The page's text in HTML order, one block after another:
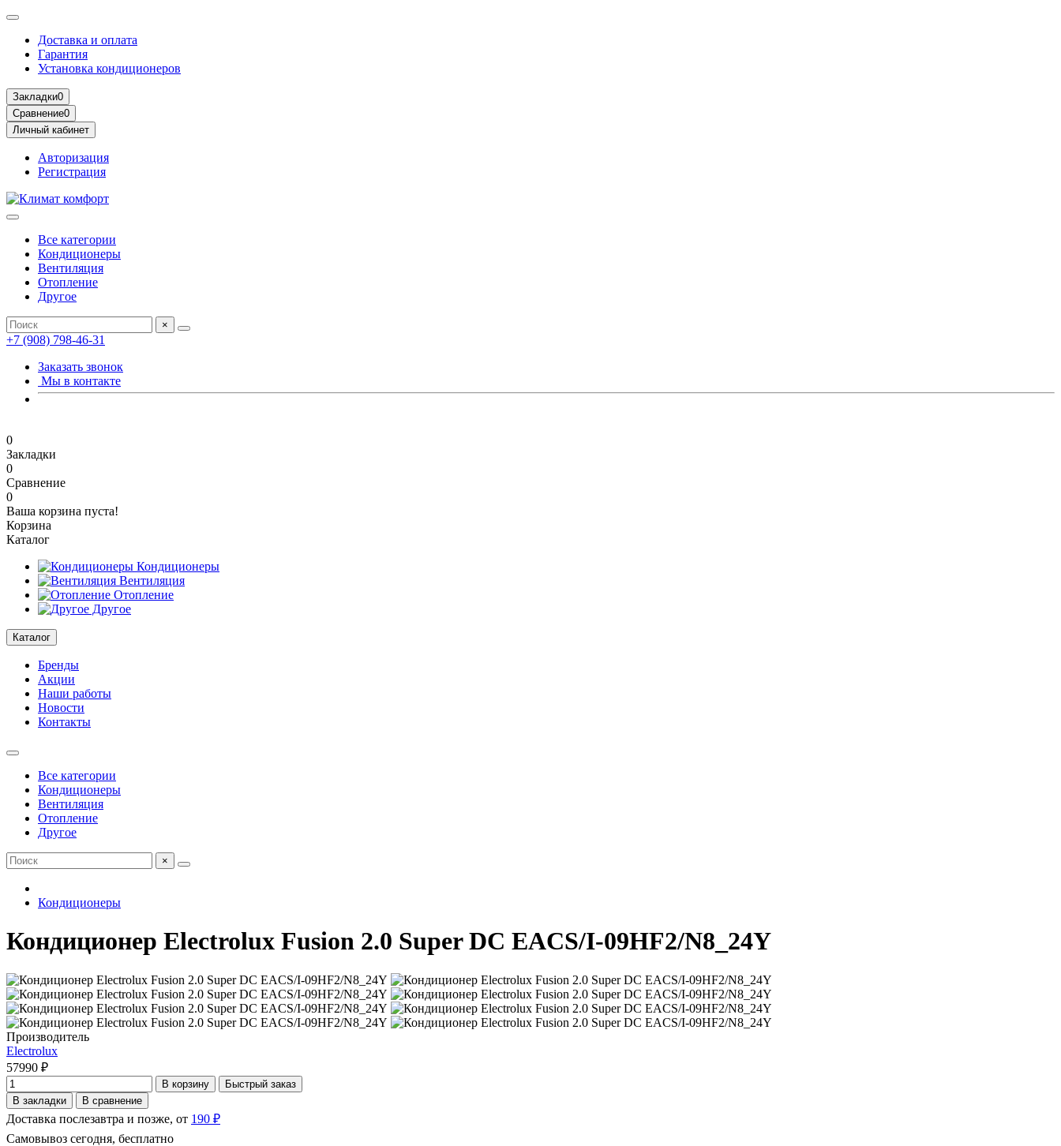
Доставка и оплата
Гарантия
Установка кондиционеров
Закладки0
Сравнение0
Личный кабинет
Авторизация
Регистрация
Все категории
Кондиционеры
Вентиляция
Отопление
Другое
×
+7 (908) 798-46-31
Заказать звонок
Мы в контакте
0
Закладки
0
Сравнение
0
Ваша корзина пуста!
Корзина
Каталог
Кондиционеры
Вентиляция
Отопление
Другое
Каталог
Бренды
Акции
Наши работы
Новости
Контакты
Все категории
Кондиционеры
Вентиляция
Отопление
Другое
×
Кондиционеры
Кондиционер Electrolux Fusion 2.0 Super DC EACS/I-09HF2/N8_24Y
Производитель
Electrolux
57990 ₽
В корзину
Быстрый заказ
В закладки
В сравнение
Доставка послезавтра и позже, от 190 ₽
Самовывоз сегодня, бесплатно